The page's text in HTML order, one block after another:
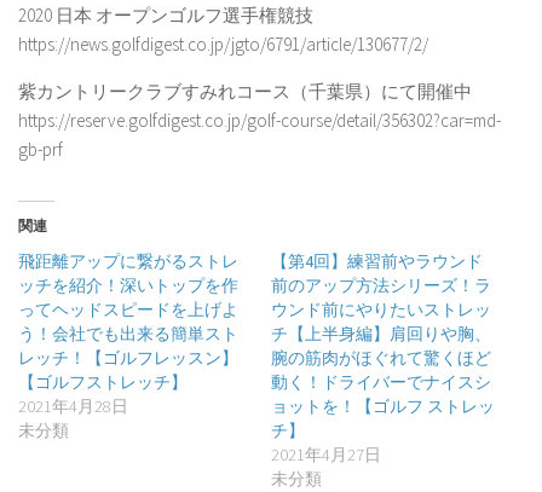
2020 日本 オープンゴルフ選手権競技
https://news.golfdigest.co.jp/jgto/6791/article/130677/2/
紫カントリークラブすみれコース（千葉県）にて開催中
https://reserve.golfdigest.co.jp/golf-course/detail/356302?car=md-
gb-prf
関連
飛距離アップに繋がるストレ
ッチを紹介！深いトップを作
ってヘッドスピードを上げよ
う！会社でも出来る簡単スト
レッチ！【ゴルフレッスン】
【ゴルフストレッチ】
2021年4月28日
未分類
【第4回】練習前やラウンド
前のアップ方法シリーズ！ラ
ウンド前にやりたいストレッ
チ【上半身編】肩回りや胸、
腕の筋肉がほぐれて驚くほど
動く！ドライバーでナイスシ
ョットを！【ゴルフ ストレッ
チ】
2021年4月27日
未分類